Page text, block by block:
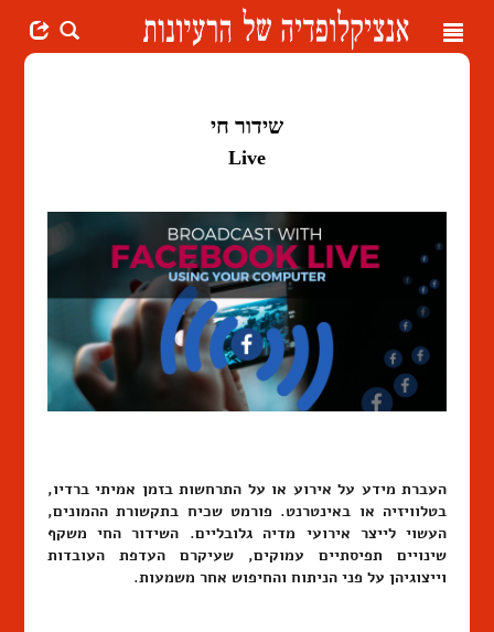
Toggle
שידור חי
Live
העברת מידע על אירוע או על התרחשות בזמן אמיתי ברדיו,
בטלוויזיה או באינטרנט. פורמט שכיח בתקשורת ההמונים,
העשוי לייצר אירועי מדיה גלובליים. השידור החי משקף
שינויים תפיסתיים עמוקים, שעיקרם העדפת העובדות
וייצוגיהן על פני הניתוח והחיפוש אחר משמעות.